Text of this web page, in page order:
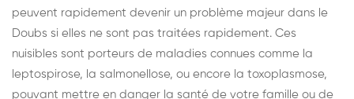
peuvent rapidement devenir un problème majeur dans le
Doubs si elles ne sont pas traitées rapidement. Ces
nuisibles sont porteurs de maladies connues comme la
leptospirose, la salmonellose, ou encore la toxoplasmose,
pouvant mettre en danger la santé de votre famille ou de